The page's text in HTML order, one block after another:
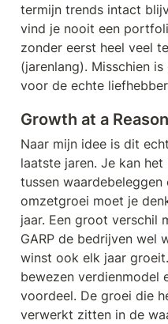
termijn trends intact
vind je nooit een
zonder eerst heel veel
(jarenlang). Misschien
voor de echte
Growth at a
Naar mijn idee is dit
laatste jaren. Je kan
tussen waardebeleggen
omzetgroei moet je
jaar. Een groot verschil
GARP de bedrijven wel
winst ook elk jaar
bewezen verdienmodel
voordeel. De groei die
verwerkt zitten in de